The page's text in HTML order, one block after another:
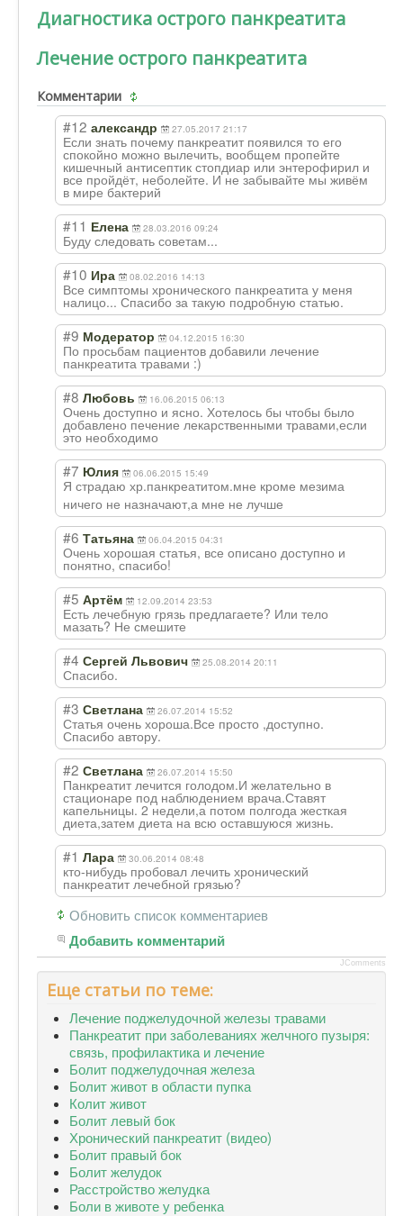
Диагностика острого панкреатита
Лечение острого панкреатита
Комментарии
#12 александр 27.05.2017 21:17
Если знать почему панкреатит появился то его
спокойно можно вылечить, вообщем пропейте
кишечный антисептик стопдиар или энтерофирил и
все пройдёт, неболейте. И не забывайте мы живём
в мире бактерий
#11 Елена 28.03.2016 09:24
Буду следовать советам...
#10 Ира 08.02.2016 14:13
Все симптомы хронического панкреатита у меня
налицо... Спасибо за такую подробную статью.
#9 Модератор 04.12.2015 16:30
По просьбам пациентов добавили лечение
панкреатита травами :)
#8 Любовь 16.06.2015 06:13
Очень доступно и ясно. Хотелось бы чтобы было
добавлено печение лекарственными травами,если
это необходимо
#7 Юлия 06.06.2015 15:49
Я страдаю хр.панкреатитом.мне кроме мезима
ничего не назначают,а мне не лучше
#6 Татьяна 06.04.2015 04:31
Очень хорошая статья, все описано доступно и
понятно, спасибо!
#5 Артём 12.09.2014 23:53
Есть лечебную грязь предлагаете? Или тело
мазать? Не смешите
#4 Сергей Львович 25.08.2014 20:11
Спасибо.
#3 Светлана 26.07.2014 15:52
Статья очень хороша.Все просто ,доступно.
Спасибо автору.
#2 Светлана 26.07.2014 15:50
Панкреатит лечится голодом.И желательно в
стационаре под наблюдением врача.Ставят
капельницы. 2 недели,а потом полгода жесткая
диета,затем диета на всю оставшуюся жизнь.
#1 Лара 30.06.2014 08:48
кто-нибудь пробовал лечить хронический
панкреатит лечебной грязью?
Обновить список комментариев
Добавить комментарий
JComments
Еще статьи по теме:
Лечение поджелудочной железы травами
Панкреатит при заболеваниях желчного пузыря:
связь, профилактика и лечение
Болит поджелудочная железа
Болит живот в области пупка
Колит живот
Болит левый бок
Хронический панкреатит (видео)
Болит правый бок
Болит желудок
Расстройство желудка
Боли в животе у ребенка